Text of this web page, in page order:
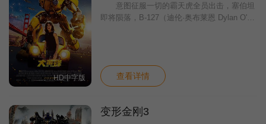
HD中字版
意图征服一切的霸天虎全员出击，塞伯坦
即将陨落，B-127（迪伦·奥布莱恩 Dylan O'Bri
查看详情
变形金刚3